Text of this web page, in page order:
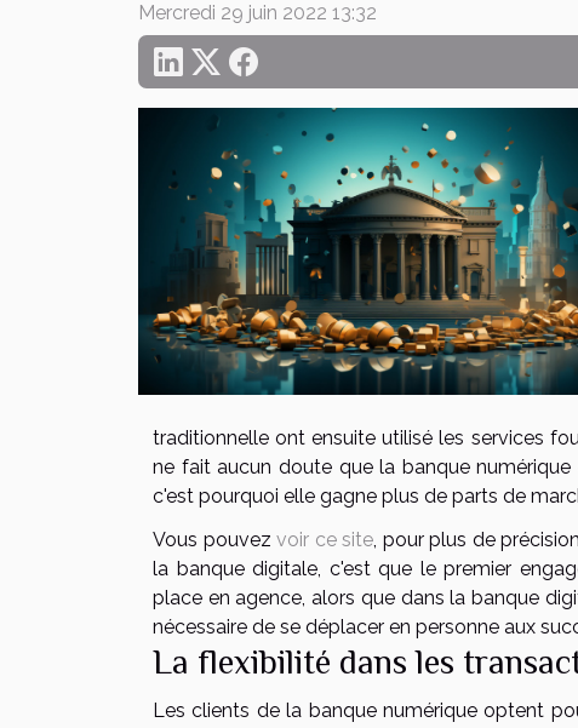
Mercredi 29 juin 2022 13:32
traditionnelle ont ensuite utilisé les services
ne fait aucun doute que la banque
c'est pourquoi elle gagne plus de parts de
Vous pouvezvoir ce site, pour plus de
la banque digitale, c'est que le premier
place en agence, alors que dans la banque
nécessaire de se déplacer en personne aux
La flexibilité dans les
Les clients de la banque numérique optent